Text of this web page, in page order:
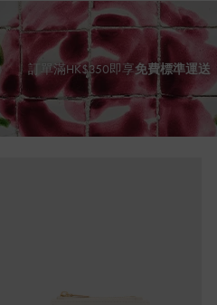
訂單滿HK$350即享免費標準運送